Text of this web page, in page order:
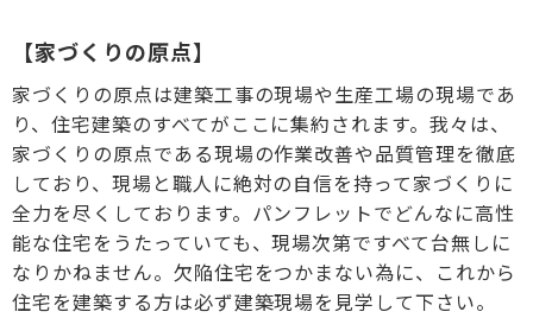
【家づくりの原点】
家づくりの原点は建築工事の現場や生産工場の現場であ
り、住宅建築のすべてがここに集約されます。我々は、
家づくりの原点である現場の作業改善や品質管理を徹底
しており、現場と職人に絶対の自信を持って家づくりに
全力を尽くしております。パンフレットでどんなに高性
能な住宅をうたっていても、現場次第ですべて台無しに
なりかねません。欠陥住宅をつかまない為に、これから
住宅を建築する方は必ず建築現場を見学して下さい。